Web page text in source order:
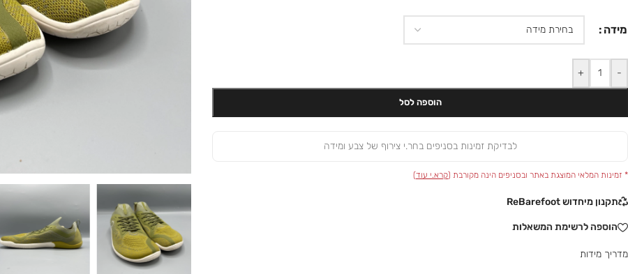
מידה
-
+
הוספה לסל
לבדיקת זמינות בסניפים בחר.י צירוף של צבע ומידה
* זמינות המלאי המוצגת באתר ובסניפים הינה מקורבת (קרא.י עוד)
תקנון מיחדוש ReBarefoot
הוספה לרשימת המשאלות
מדריך מידות